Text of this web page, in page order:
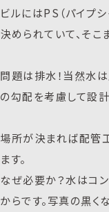
ビルにはPS（パイプ
決められていて、そこ
問題は排水！当然水
の勾配を考慮して設計
場所が決まれば配管
ます。
なぜ必要か？水はコ
からです。写真の黒